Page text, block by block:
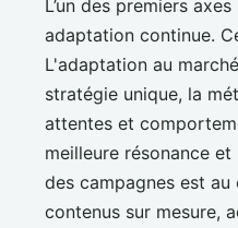
L’un des premiers
adaptation continue.
L'adaptation au
stratégie unique, la
attentes et
meilleure résonance
des campagnes est
contenus sur mesure,